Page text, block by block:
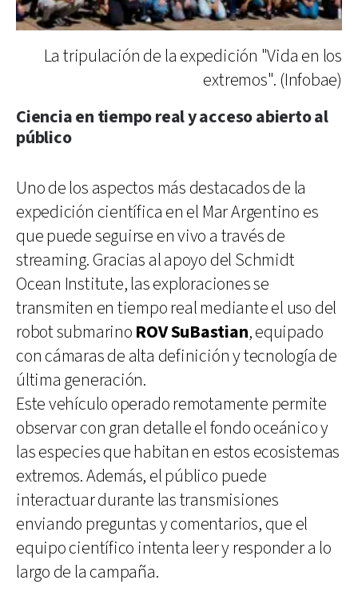
La tripulación de la expedición "Vida en los
extremos". (Infobae)
Ciencia en tiempo real y acceso abierto al
público
Uno de los aspectos más destacados de la
expedición científica en el Mar Argentino es
que puede seguirse en vivo a través de
streaming. Gracias al apoyo del Schmidt
Ocean Institute, las exploraciones se
transmiten en tiempo real mediante el uso del
robot submarino ROV SuBastian, equipado
con cámaras de alta definición y tecnología de
última generación.
Este vehículo operado remotamente permite
observar con gran detalle el fondo oceánico y
las especies que habitan en estos ecosistemas
extremos. Además, el público puede
interactuar durante las transmisiones
enviando preguntas y comentarios, que el
equipo científico intenta leer y responder a lo
largo de la campaña.